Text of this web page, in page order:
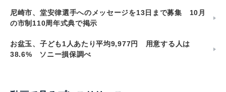
尼崎市、堂安律選手へのメッセージを13日まで募集 10月
の市制110周年式典で掲示
お盆玉、子ども1人あたり平均9,977円 用意する人は
38.6% ソニー損保調べ